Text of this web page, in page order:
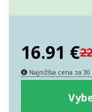
16.91 €
Najnižšia cena za